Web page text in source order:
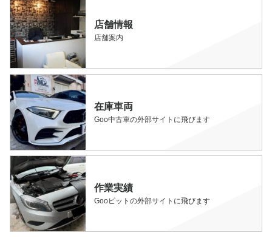
店舗情報
店舗案内
在庫車両
Goo中古車の外部サイトに飛びます
作業実績
Gooピットの外部サイトに飛びます